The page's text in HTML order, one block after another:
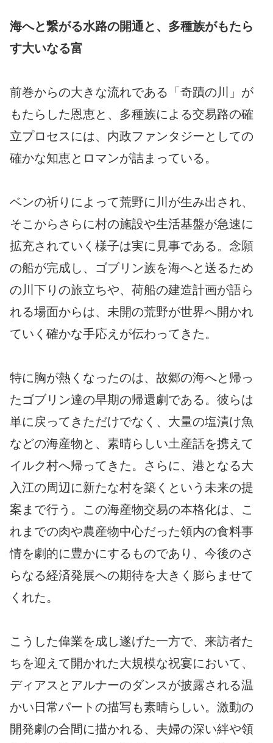
海へと繋がる水路の開通と、多種族がもたら
す大いなる富
前巻からの大きな流れである「奇蹟の川」が
もたらした恩恵と、多種族による交易路の確
立プロセスには、内政ファンタジーとしての
確かな知恵とロマンが詰まっている。
ベンの祈りによって荒野に川が生み出され、
そこからさらに村の施設や生活基盤が急速に
拡充されていく様子は実に見事である。念願
の船が完成し、ゴブリン族を海へと送るため
の川下りの旅立ちや、荷船の建造計画が語ら
れる場面からは、未開の荒野が世界へ開かれ
ていく確かな手応えが伝わってきた。
特に胸が熱くなったのは、故郷の海へと帰っ
たゴブリン達の早期の帰還劇である。彼らは
単に戻ってきただけでなく、大量の塩漬け魚
などの海産物と、素晴らしい土産話を携えて
イルク村へ帰ってきた。さらに、港となる大
入江の周辺に新たな村を築くという未来の提
案まで行う。この海産物交易の本格化は、こ
れまでの肉や農産物中心だった領内の食料事
情を劇的に豊かにするものであり、今後のさ
らなる経済発展への期待を大きく膨らませて
くれた。
こうした偉業を成し遂げた一方で、来訪者た
ちを迎えて開かれた大規模な祝宴において、
ディアスとアルナーのダンスが披露される温
かい日常パートの描写も素晴らしい。激動の
開発劇の合間に描かれる、夫婦の深い絆や領